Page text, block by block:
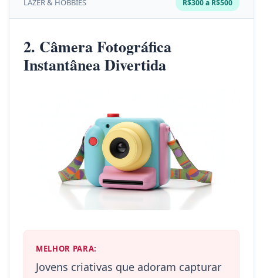
LAZER & HOBBIES R$300 a R$500
2. Câmera Fotográfica
Instantânea Divertida
MELHOR PARA:
Jovens criativas que adoram capturar